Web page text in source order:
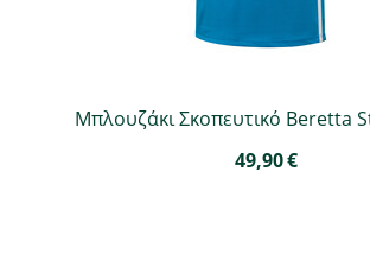
Μπλουζάκι Σκοπευτικό Beretta
49,90€